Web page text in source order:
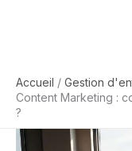
Accueil
Gestion
Content Marketing :
?